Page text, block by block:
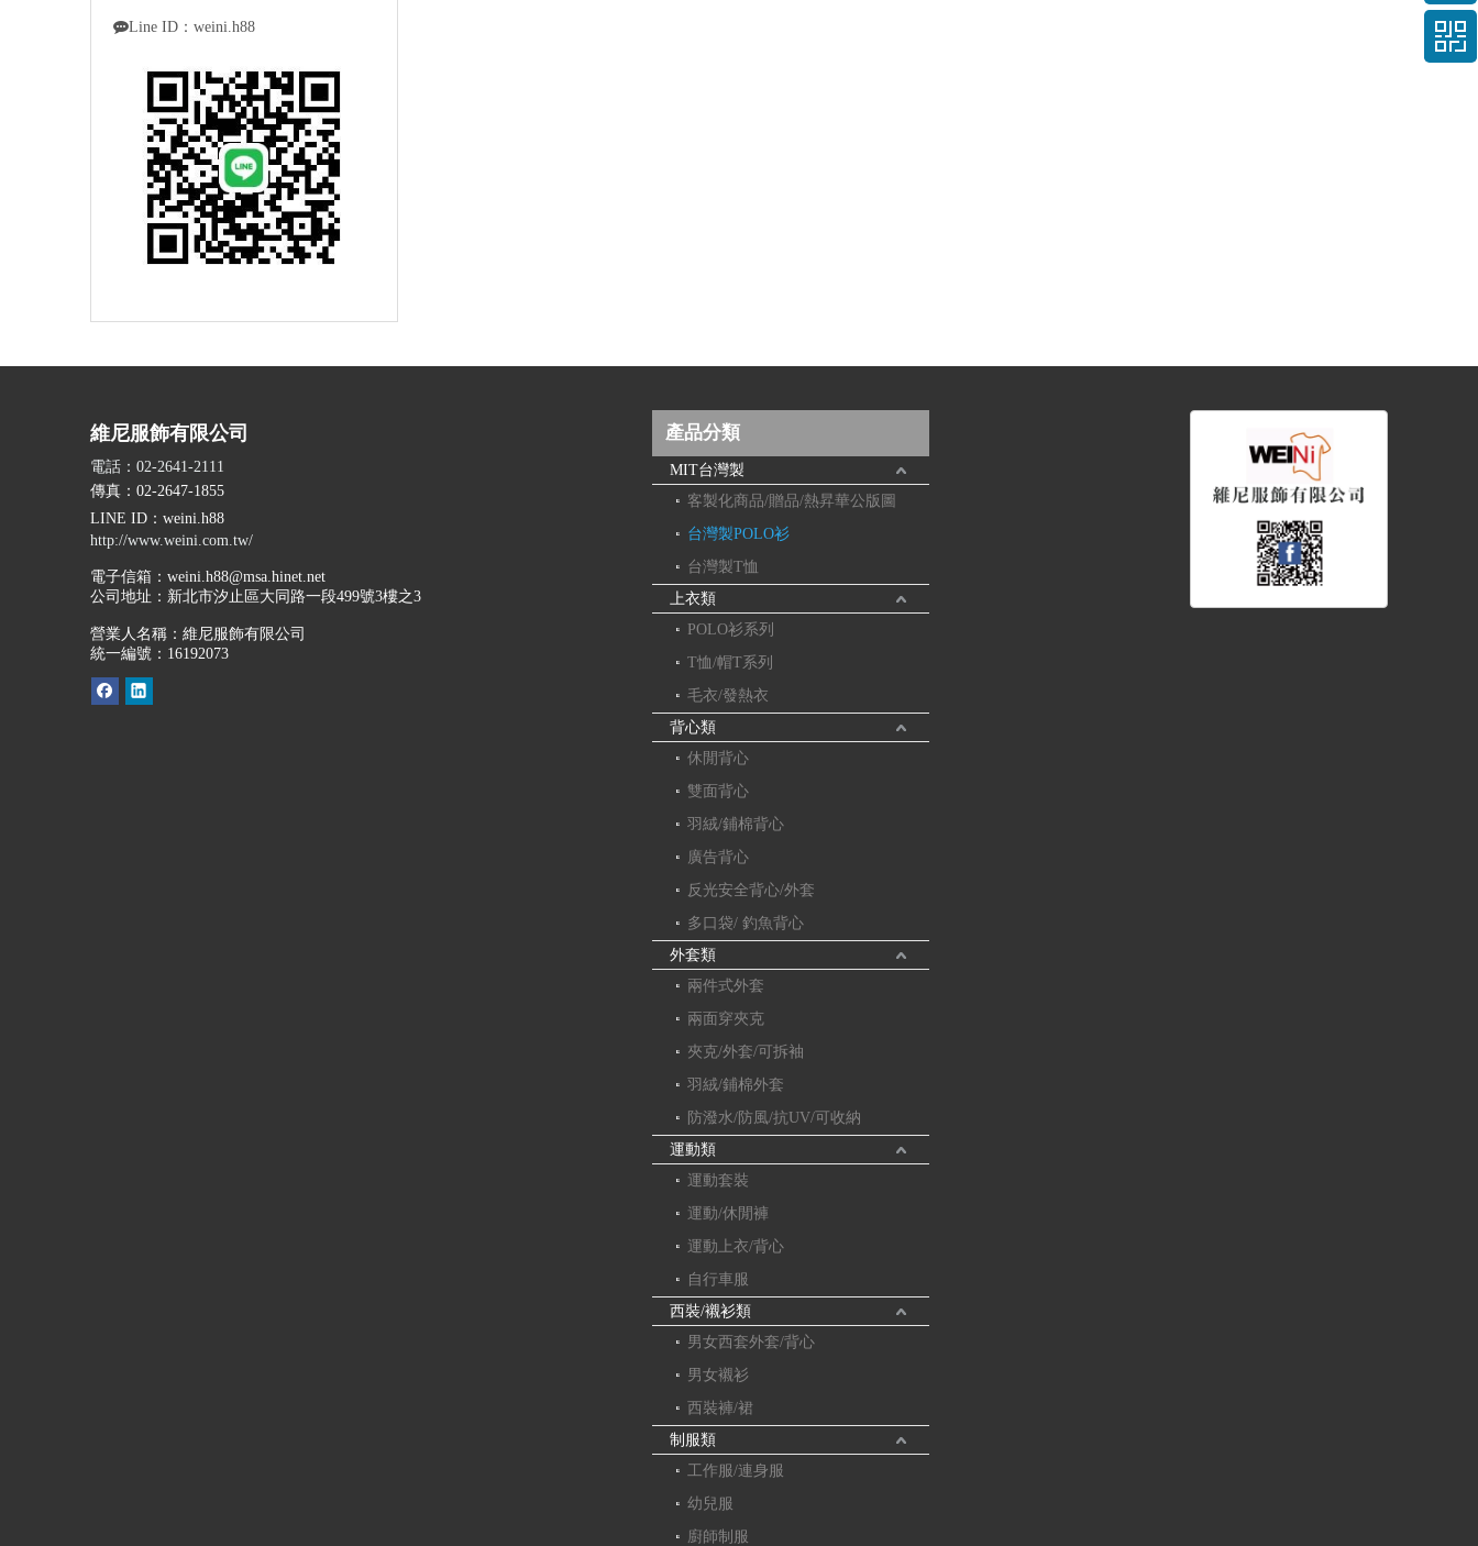
Line ID：weini.h88
維尼服飾有限公司
電話：02-2641-2111
傳真：02-2647-1855
LINE ID ：weini.h88
http://www.weini.com.tw/
電子信箱： weini.h88@msa.hinet.net
公司地址： 新北市汐止區大同路一段499號3樓之3
營業人名稱：維尼服飾有限公司
統一編號：16192073
產品分類
MIT台灣製
客製化商品/贈品/熱昇華公版圖
台灣製POLO衫
台灣製T恤
上衣類
POLO衫系列
T恤/帽T系列
毛衣/發熱衣
背心類
休閒背心
雙面背心
羽絨/鋪棉背心
廣告背心
反光安全背心/外套
多口袋/ 釣魚背心
外套類
兩件式外套
兩面穿夾克
夾克/外套/可拆袖
羽絨/鋪棉外套
防潑水/防風/抗UV/可收納
運動類
運動套裝
運動/休閒褲
運動上衣/背心
自行車服
西裝/襯衫類
男女西套外套/背心
男女襯衫
西裝褲/裙
制服類
工作服/連身服
幼兒服
廚師制服